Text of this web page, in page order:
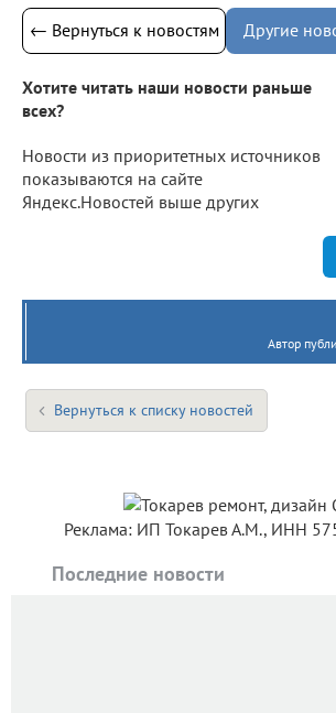
← Вернуться к новостям Другие
Хотите читать наши новости раньше
всех?
Новости из приоритетных источников
показываются на сайте
Яндекс.Новостей выше других
Автор
Вернуться к списку новостей
Реклама: ИП Токарев А.М., ИНН
Последние новости